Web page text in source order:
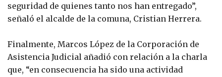
seguridad de quienes tanto nos han entregado”,
señaló el alcalde de la comuna, Cristian Herrera.
Finalmente, Marcos López de la Corporación de
Asistencia Judicial añadió con relación a la charla
que, “en consecuencia ha sido una actividad